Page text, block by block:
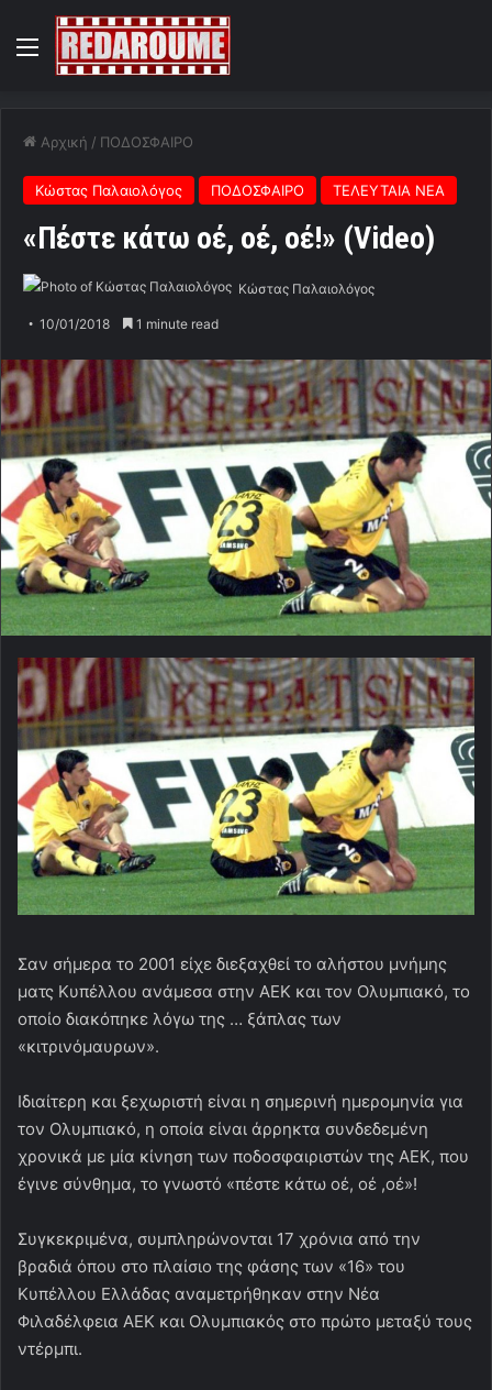
Menu
Αρχική / ΠΟΔΟΣΦΑΙΡΟ
Κώστας Παλαιολόγος ΠΟΔΟΣΦΑΙΡΟ ΤΕΛΕΥΤΑΙΑ ΝΕΑ
«Πέστε κάτω οέ, οέ, οέ!» (Video)
Κώστας Παλαιολόγος
10/01/2018 1 minute read
Σαν σήμερα το 2001 είχε διεξαχθεί το αλήστου μνήμης
ματς Κυπέλλου ανάμεσα στην ΑΕΚ και τον Ολυμπιακό, το
οποίο διακόπηκε λόγω της … ξάπλας των
«κιτρινόμαυρων».
Ιδιαίτερη και ξεχωριστή είναι η σημερινή ημερομηνία για
τον Ολυμπιακό, η οποία είναι άρρηκτα συνδεδεμένη
χρονικά με μία κίνηση των ποδοσφαιριστών της ΑΕΚ, που
έγινε σύνθημα, το γνωστό «πέστε κάτω οέ, οέ ,οέ»!
Συγκεκριμένα, συμπληρώνονται 17 χρόνια από την
βραδιά όπου στο πλαίσιο της φάσης των «16» του
Κυπέλλου Ελλάδας αναμετρήθηκαν στην Νέα
Φιλαδέλφεια ΑΕΚ και Ολυμπιακός στο πρώτο μεταξύ τους
ντέρμπι.